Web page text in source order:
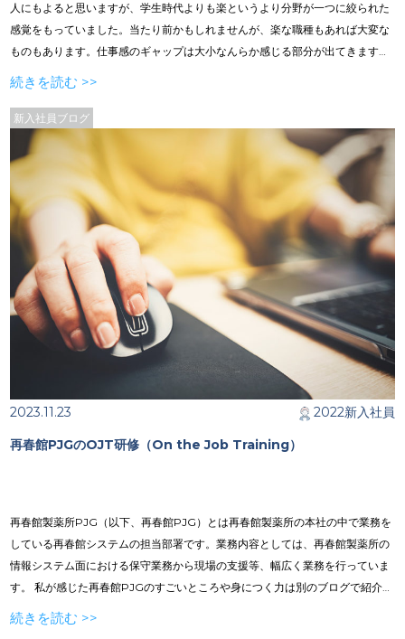
人にもよると思いますが、学生時代よりも楽というより分野が一つに絞られた
感覚をもっていました。当たり前かもしれませんが、楽な職種もあれば大変な
ものもあります。仕事感のギャップは大小なんらか感じる部分が出てきます。
・忙しくて今のようには遊べない 私は休みの日は一日中ゲームをしているよう
嫌でした。しかし、いざ社会人になってみると、夜帰った後にゲームして寝る
という規則正しい生活になって、私的にはよかったと感じております。それに
別に遊べないわけではありませんでした。
続きを読む >>
新入社員ブログ
2023.11.23
2022新入社員
再春館PJGのOJT研修（On the Job Training）
再春館製薬所PJG（以下、再春館PJG）とは再春館製薬所の本社の中で業務を
している再春館システムの担当部署です。業務内容としては、再春館製薬所の
情報システム面における保守業務から現場の支援等、幅広く業務を行っていま
す。 私が感じた再春館PJGのすごいところや身につく力は別のブログで紹介し
ているため、今回は私が配属前に知りたかった再春館PJGの配属後の研修(以
続きを読む >>